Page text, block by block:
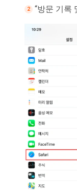
“방문 기록